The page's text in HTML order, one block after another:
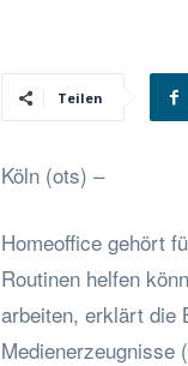
Teilen
Köln (ots) –
Homeoffice gehört
Routinen helfen
arbeiten, erklärt die
Medienerzeugnisse